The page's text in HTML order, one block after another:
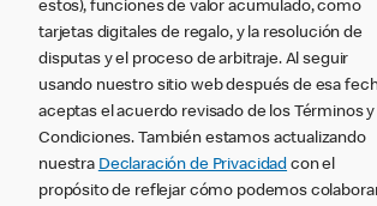
estos), funciones de valor acumulado, como
tarjetas digitales de regalo, y la resolución de
disputas y el proceso de arbitraje. Al seguir
usando nuestro sitio web después de esa
aceptas el acuerdo revisado de los Términos y
Condiciones. También estamos actualizando
nuestra Declaración de Privacidad con el
propósito de reflejar cómo podemos